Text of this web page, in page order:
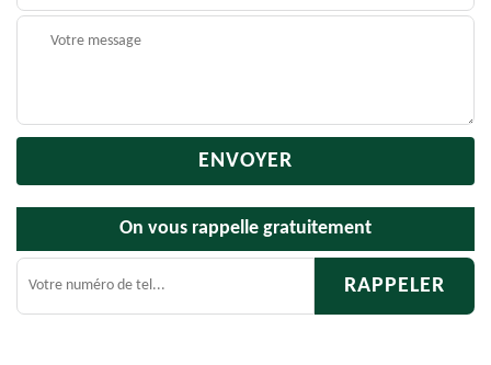
On vous rappelle gratuitement